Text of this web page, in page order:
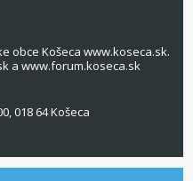
obce Košeca www.koseca.sk.
a www.forum.koseca.sk
018 64 Košeca